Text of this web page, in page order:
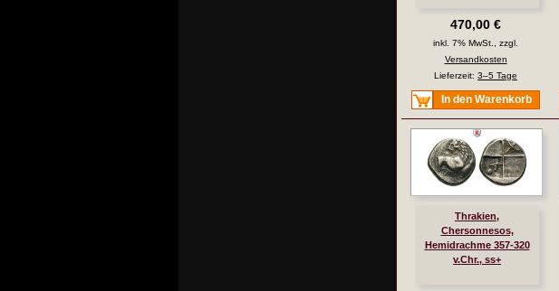
470,00 €
inkl. 7% MwSt., zzgl.
Versandkosten
Lieferzeit: 3–5 Tage
In den Warenkorb
Thrakien,
Chersonnesos,
Hemidrachme 357-320
v.Chr., ss+